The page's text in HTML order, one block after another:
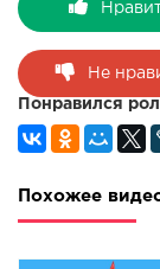
Не
Понравился
Похожее